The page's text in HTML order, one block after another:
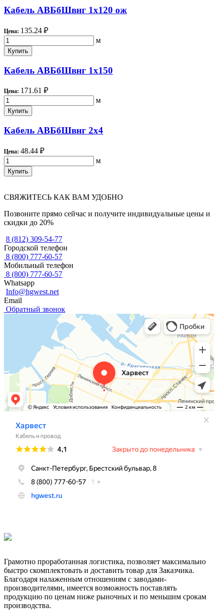
Кабель АВБбШвнг 1х120 ож
Цена: 135.24 ₽
м
Купить
Кабель АВБбШвнг 1х150
Цена: 171.61 ₽
м
Купить
Кабель АВБбШвнг 2х4
Цена: 48.44 ₽
м
Купить
СВЯЖИТЕСЬ КАК ВАМ УДОБНО
Позвоните прямо сейчас и получите индивидуальные цены и
скидки до 20%
8 (812) 309-54-77
Городской телефон
8 (800) 777-60-57
Мобильный телефон
8 (800) 777-60-57
Whatsapp
Info@hgwest.net
Email
Обратный звонок
Грамотно проработанная логистика, позволяет максимально
быстро скомплектовать и доставить товар для Заказчика.
Благодаря налаженным отношениям с заводами-
производителями, имеется возможность поставлять
продукцию по ценам ниже рыночных и по меньшим срокам
производства.